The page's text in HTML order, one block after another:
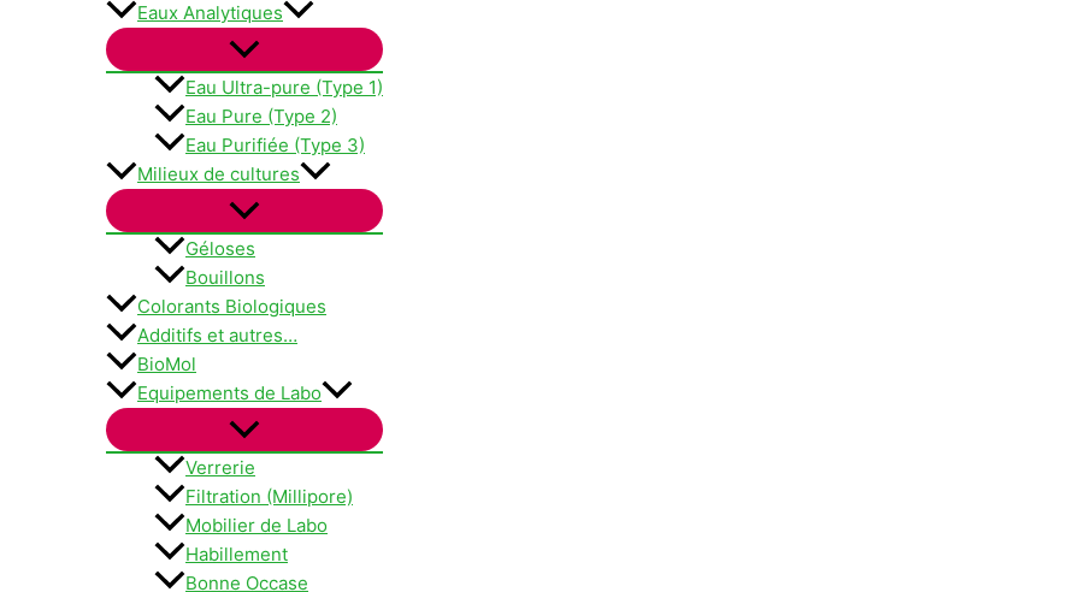
Eaux Analytiques
Eau Ultra-pure (Type 1)
Eau Pure (Type 2)
Eau Purifiée (Type 3)
Milieux de cultures
Géloses
Bouillons
Colorants Biologiques
Additifs et autres…
BioMol
Equipements de Labo
Verrerie
Filtration (Millipore)
Mobilier de Labo
Habillement
Bonne Occase